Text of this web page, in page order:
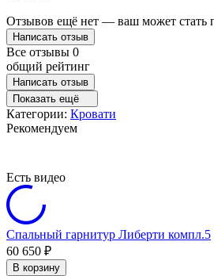
Отзывов ещё нет — ваш может стать
Написать отзыв
Все отзывы 0
общий рейтинг
Написать отзыв
Показать ещё
Категории: Кровати
Рекомендуем
Есть видео
Спальный гарнитур Либерти компл.5
60 650 ₽
В корзину